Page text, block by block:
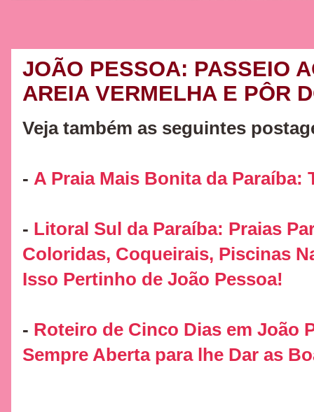
JOÃO PESSOA: PASSEIO
AREIA VERMELHA E PÔR
Veja também as seguintes
- A Praia Mais Bonita da Paraíba:
- Litoral Sul da Paraíba: Praias
Coloridas, Coqueirais, Piscinas
Isso Pertinho de João Pessoa!
- Roteiro de Cinco Dias em João
Sempre Aberta para lhe Dar as